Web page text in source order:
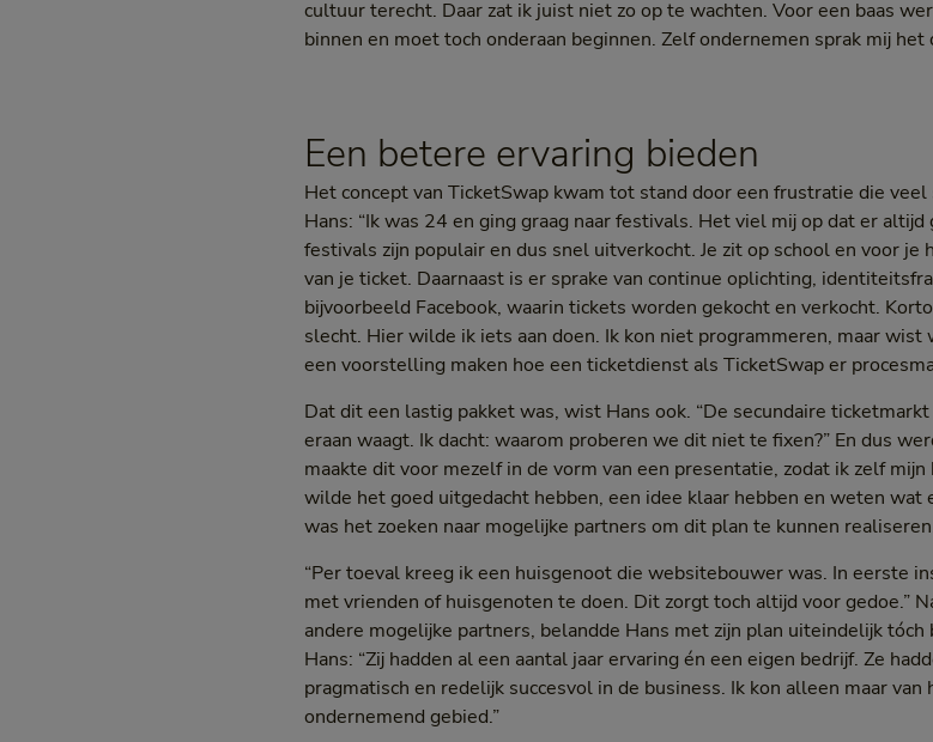
cultuur terecht. Daar zat ik juist niet zo op te wachten. Voor een baas
binnen en moet toch onderaan beginnen. Zelf ondernemen sprak mij het
Een betere ervaring bieden
Het concept van TicketSwap kwam tot stand door een frustratie die
Hans: “Ik was 24 en ging graag naar festivals. Het viel mij op dat er
festivals zijn populair en dus snel uitverkocht. Je zit op school en voor
van je ticket. Daarnaast is er sprake van continue oplichting,
bijvoorbeeld Facebook, waarin tickets worden gekocht en verkocht.
slecht. Hier wilde ik iets aan doen. Ik kon niet programmeren, maar
een voorstelling maken hoe een ticketdienst als TicketSwap er
Dat dit een lastig pakket was, wist Hans ook. “De secundaire
eraan waagt. Ik dacht: waarom proberen we dit niet te fixen?” En dus
maakte dit voor mezelf in de vorm van een presentatie, zodat ik zelf
wilde het goed uitgedacht hebben, een idee klaar hebben en weten wat
was het zoeken naar mogelijke partners om dit plan te kunnen
“Per toeval kreeg ik een huisgenoot die websitebouwer was. In eerste
met vrienden of huisgenoten te doen. Dit zorgt toch altijd voor gedoe.”
andere mogelijke partners, belandde Hans met zijn plan uiteindelijk tóch
Hans: “Zij hadden al een aantal jaar ervaring én een eigen bedrijf. Ze
pragmatisch en redelijk succesvol in de business. Ik kon alleen maar
ondernemend gebied.”